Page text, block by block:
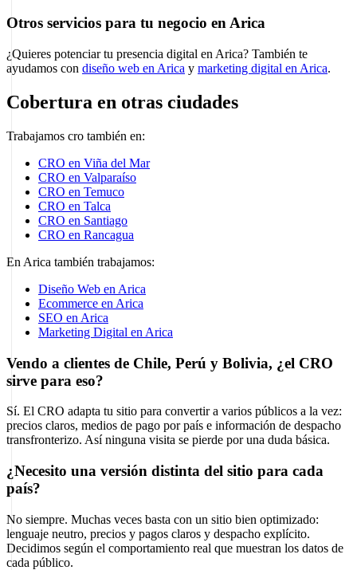
Otros servicios para tu negocio en Arica
¿Quieres potenciar tu presencia digital en Arica? También te
ayudamos con diseño web en Arica y marketing digital en Arica.
Cobertura en otras ciudades
Trabajamos cro también en:
CRO en Viña del Mar
CRO en Valparaíso
CRO en Temuco
CRO en Talca
CRO en Santiago
CRO en Rancagua
En Arica también trabajamos:
Diseño Web en Arica
Ecommerce en Arica
SEO en Arica
Marketing Digital en Arica
Vendo a clientes de Chile, Perú y Bolivia, ¿el CRO
sirve para eso?
Sí. El CRO adapta tu sitio para convertir a varios públicos a la vez:
precios claros, medios de pago por país e información de despacho
transfronterizo. Así ninguna visita se pierde por una duda básica.
¿Necesito una versión distinta del sitio para cada
país?
No siempre. Muchas veces basta con un sitio bien optimizado:
lenguaje neutro, precios y pagos claros y despacho explícito.
Decidimos según el comportamiento real que muestran los datos de
cada público.